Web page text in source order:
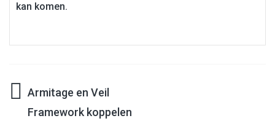
kan komen.
Bericht
Armitage en Veil
Framework koppelen